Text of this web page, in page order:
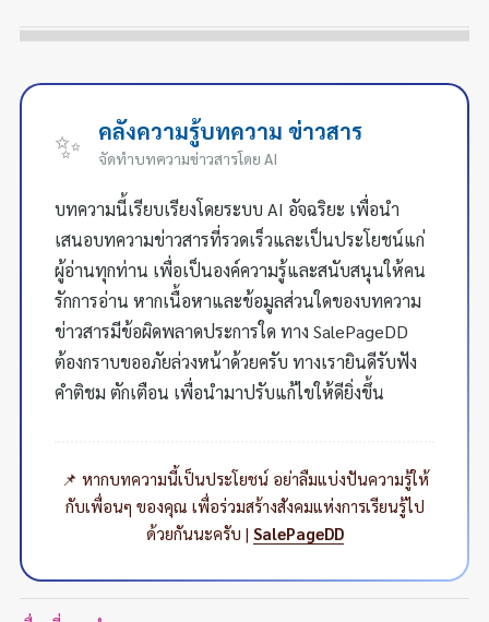
✨ คลังความรู้บทความ ข่าวสาร
จัดทำบทความข่าวสารโดย AI
บทความนี้เรียบเรียงโดยระบบ AI อัจฉริยะ เพื่อนำ
เสนอบทความข่าวสารที่รวดเร็วและเป็นประโยชน์แก่
ผู้อ่านทุกท่าน เพื่อเป็นองค์ความรู้และสนับสนุนให้คน
รักการอ่าน หากเนื้อหาและข้อมูลส่วนใดของบทความ
ข่าวสารมีข้อผิดพลาดประการใด ทาง SalePageDD
ต้องกราบขออภัยล่วงหน้าด้วยครับ ทางเรายินดีรับฟัง
คำติชม ตักเตือน เพื่อนำมาปรับแก้ไขให้ดียิ่งขึ้น
📌 หากบทความนี้เป็นประโยชน์ อย่าลืมแบ่งปันความรู้ให้
กับเพื่อนๆ ของคุณ เพื่อร่วมสร้างสังคมแห่งการเรียนรู้ไป
ด้วยกันนะครับ | SalePageDD